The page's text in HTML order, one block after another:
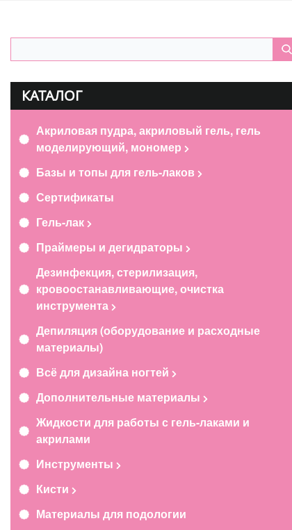
КАТАЛОГ
Акриловая пудра, акриловый гель, гель
моделирующий, мономер
Базы и топы для гель-лаков
Сертификаты
Гель-лак
Праймеры и дегидраторы
Дезинфекция, стерилизация,
кровоостанавливающие, очистка
инструмента
Депиляция (оборудование и расходные
материалы)
Всё для дизайна ногтей
Дополнительные материалы
Жидкости для работы с гель-лаками и
акрилами
Инструменты
Кисти
Материалы для подологии